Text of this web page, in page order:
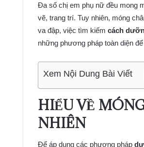
Đa số chị em phụ nữ đều mong
vẽ, trang trí. Tuy nhiên, móng
va đập, việc tìm kiếm cách
những phương pháp toàn diện
Xem Nội Dung Bài Viết
HIỂU VỀ
NHIÊN
Để áp dụng các phương pháp